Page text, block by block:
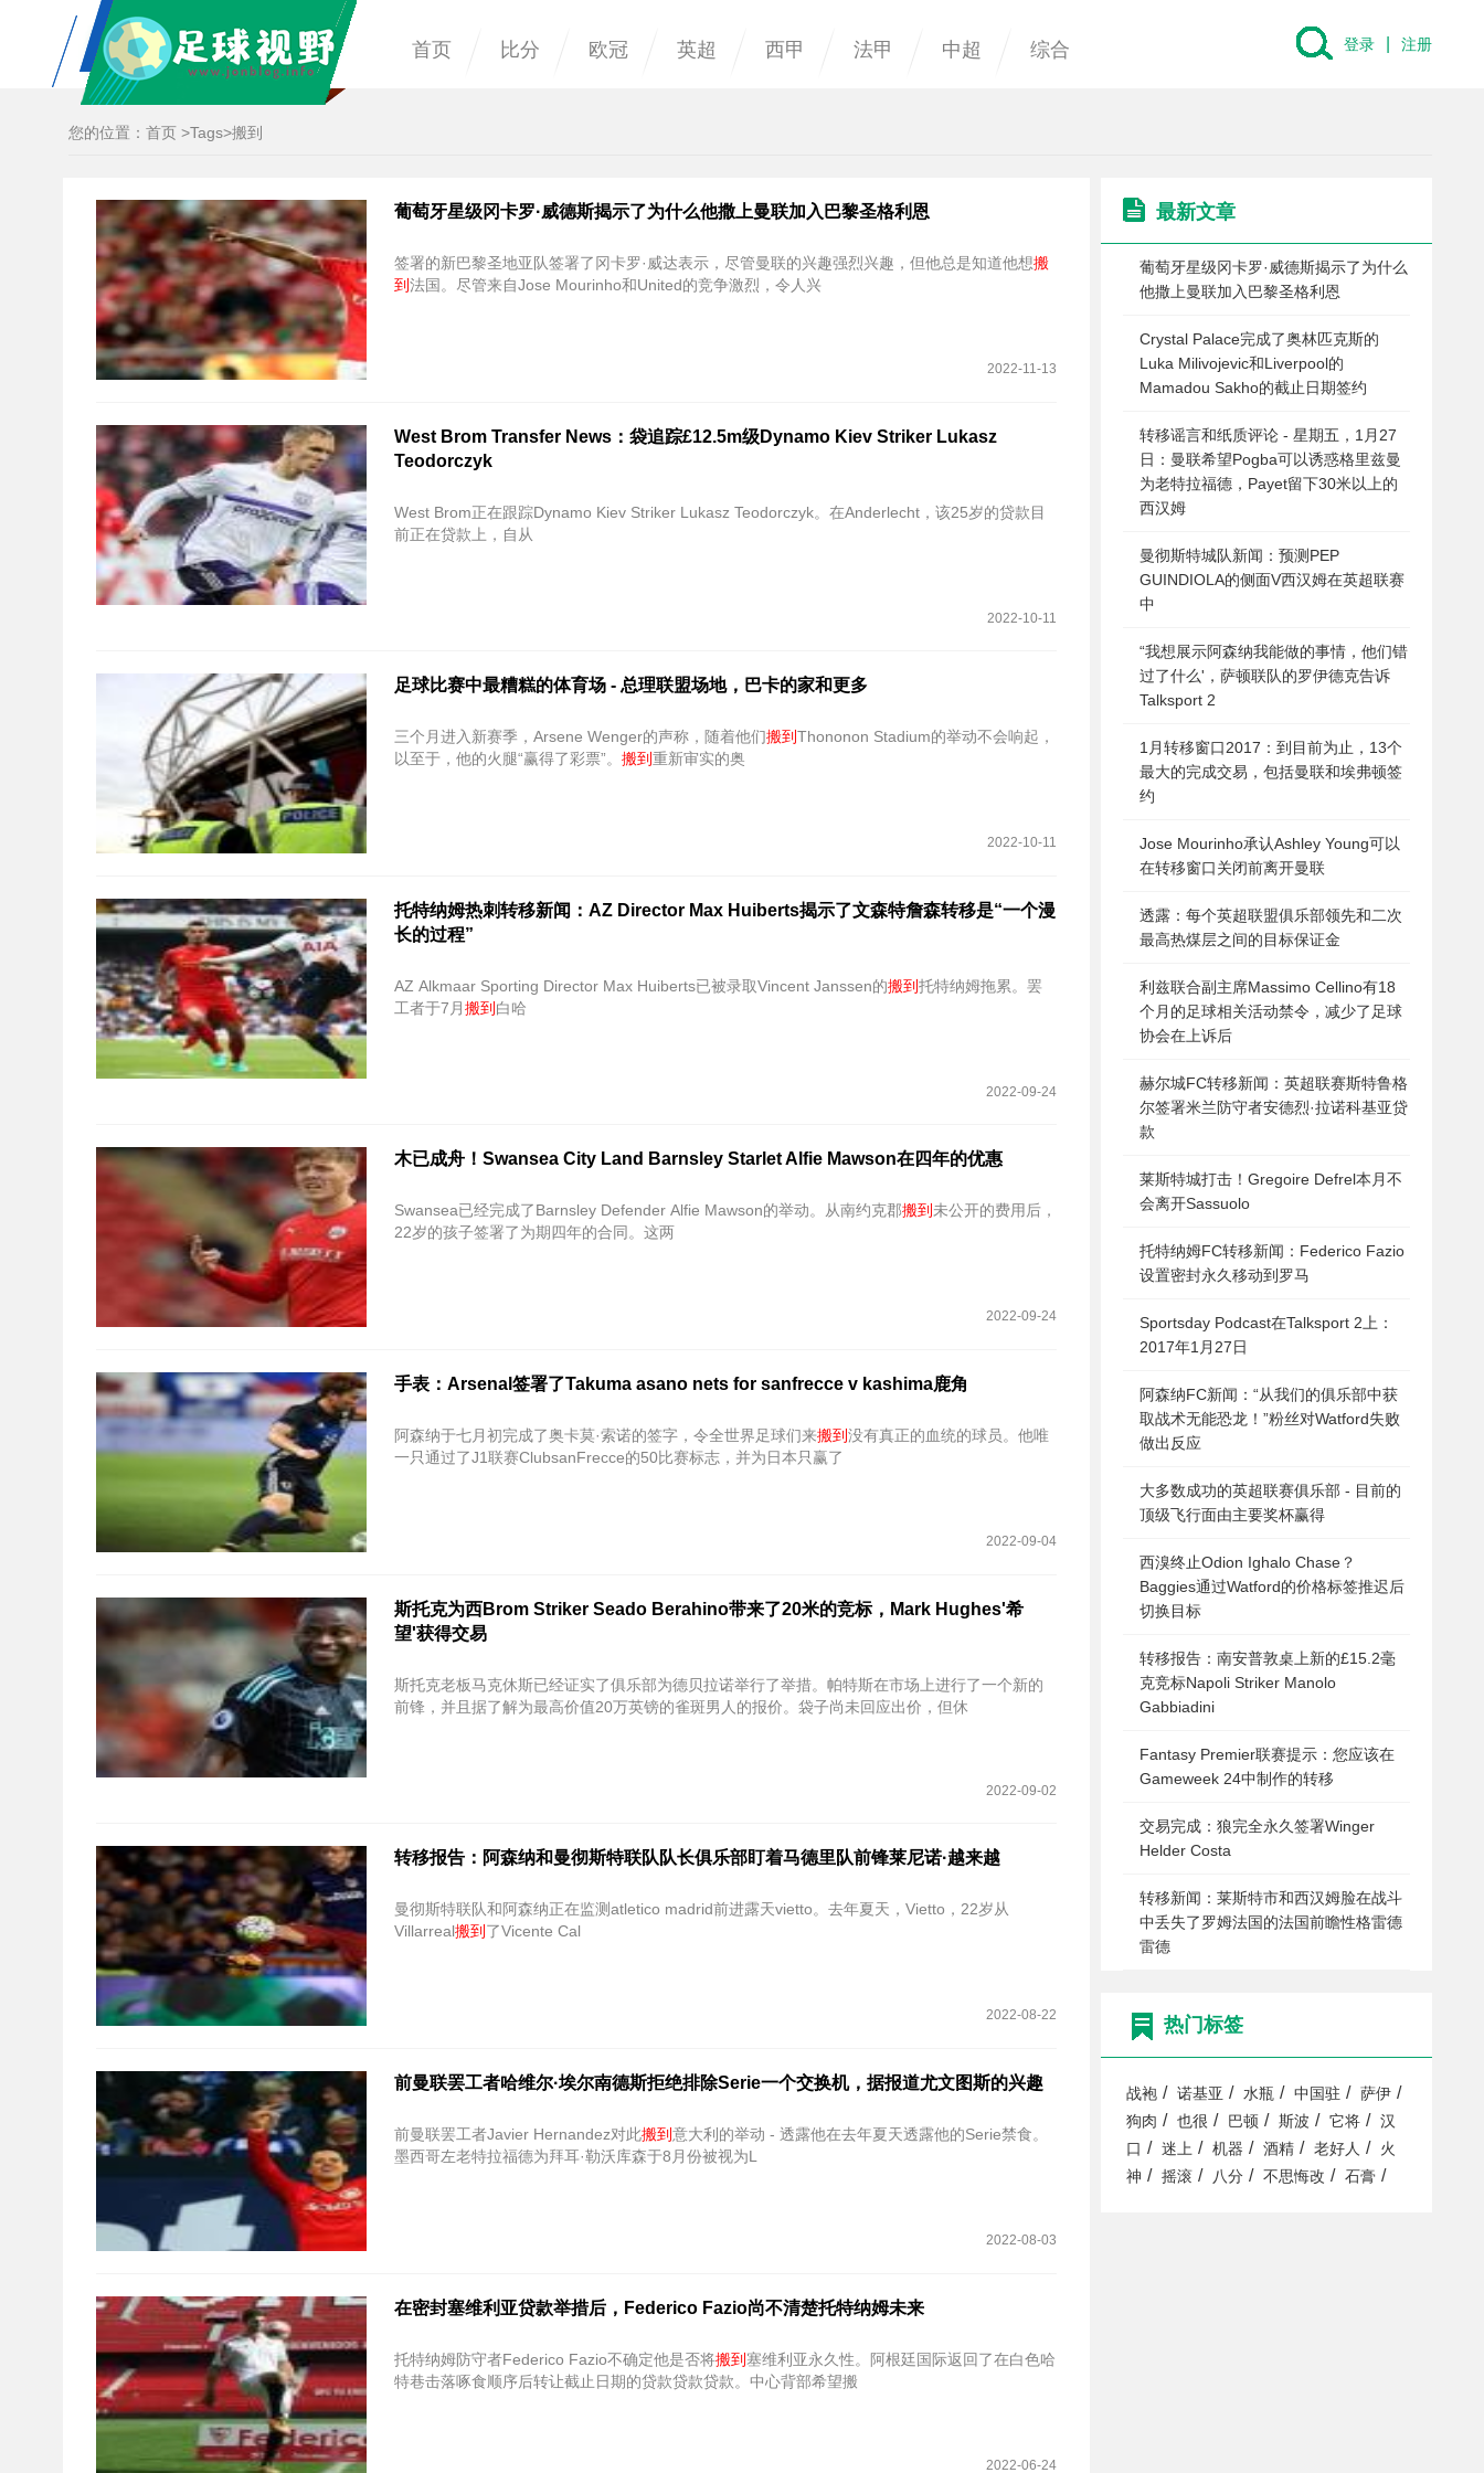
首页 比分 欧冠 英超 西甲 法甲 中超 综合 登录 注册
您的位置： 首页 >Tags>搬到
葡萄牙星级冈卡罗·威德斯揭示了为什么他撒上曼联加入巴黎圣格利恩
签署的新巴黎圣地亚队签署了冈卡罗·威达表示，尽管曼联的兴趣强烈兴趣，但他总是知道他想搬
到法国。尽管来自Jose Mourinho和United的竞争激烈，令人兴
2022-11-13
West Brom Transfer News：袋追踪£12.5m级Dynamo Kiev Striker Lukasz
Teodorczyk
West Brom正在跟踪Dynamo Kiev Striker Lukasz Teodorczyk。在Anderlecht，该25岁的贷款目
前正在贷款上，自从
2022-10-11
足球比赛中最糟糕的体育场 - 总理联盟场地，巴卡的家和更多
三个月进入新赛季，Arsene Wenger的声称，随着他们搬到Thononon Stadium的举动不会响起，
以至于，他的火腿“赢得了彩票”。 搬到重新审实的奥
2022-10-11
托特纳姆热刺转移新闻：AZ Director Max Huiberts揭示了文森特詹森转移是“一个漫
长的过程”
AZ Alkmaar Sporting Director Max Huiberts已被录取Vincent Janssen的搬到托特纳姆拖累。罢
工者于7月搬到 白哈
2022-09-24
木已成舟！Swansea City Land Barnsley Starlet Alfie Mawson在四年的优惠
Swansea已经完成了Barnsley Defender Alfie Mawson的举动。从南约克郡搬到 未公开的费用后，
22岁的孩子签署了为期四年的合同。这两
2022-09-24
手表：Arsenal签署了Takuma asano nets for sanfrecce v kashima鹿角
阿森纳于七月初完成了奥卡莫·索诺的签字，令全世界足球们来搬到没有真正的血统的球员。他唯
一只通过了J1联赛ClubsanFrecce的50比赛标志，并为日本只赢了
2022-09-04
斯托克为西Brom Striker Seado Berahino带来了20米的竞标，Mark Hughes'希
望'获得交易
斯托克老板马克休斯已经证实了俱乐部为德贝拉诺举行了举措。帕特斯在市场上进行了一个新的
前锋，并且据了解为最高价值20万英镑的雀斑男人的报价。袋子尚未回应出价，但休
2022-09-02
转移报告：阿森纳和曼彻斯特联队队长俱乐部盯着马德里队前锋莱尼诺·越来越
曼彻斯特联队和阿森纳正在监测atletico madrid前进露天vietto。去年夏天，Vietto，22岁从
Villarreal搬到 了Vicente Cal
2022-08-22
前曼联罢工者哈维尔·埃尔南德斯拒绝排除Serie一个交换机，据报道尤文图斯的兴趣
前曼联罢工者Javier Hernandez对此搬到意大利的举动 - 透露他在去年夏天透露他的Serie禁食。
墨西哥左老特拉福德为拜耳·勒沃库森于8月份被视为L
2022-08-03
在密封塞维利亚贷款举措后，Federico Fazio尚不清楚托特纳姆未来
托特纳姆防守者Federico Fazio不确定他是否将搬到 塞维利亚永久性。阿根廷国际返回了在白色哈
特巷击落啄食顺序后转让截止日期的贷款贷款贷款。中心背部希望搬
2022-06-24
最新文章
葡萄牙星级冈卡罗·威德斯揭示了为什么
他撒上曼联加入巴黎圣格利恩
Crystal Palace完成了奥林匹克斯的
Luka Milivojevic和Liverpool的
Mamadou Sakho的截止日期签约
转移谣言和纸质评论 - 星期五，1月27
日：曼联希望Pogba可以诱惑格里兹曼
为老特拉福德，Payet留下30米以上的
西汉姆
曼彻斯特城队新闻：预测PEP
GUINDIOLA的侧面V西汉姆在英超联赛
中
“我想展示阿森纳我能做的事情，他们错
过了什么'，萨顿联队的罗伊德克告诉
Talksport 2
1月转移窗口2017：到目前为止，13个
最大的完成交易，包括曼联和埃弗顿签
约
Jose Mourinho承认Ashley Young可以
在转移窗口关闭前离开曼联
透露：每个英超联盟俱乐部领先和二次
最高热煤层之间的目标保证金
利兹联合副主席Massimo Cellino有18
个月的足球相关活动禁令，减少了足球
协会在上诉后
赫尔城FC转移新闻：英超联赛斯特鲁格
尔签署米兰防守者安德烈·拉诺科基亚贷
款
莱斯特城打击！Gregoire Defrel本月不
会离开Sassuolo
托特纳姆FC转移新闻：Federico Fazio
设置密封永久移动到罗马
Sportsday Podcast在Talksport 2上：
2017年1月27日
阿森纳FC新闻：“从我们的俱乐部中获
取战术无能恐龙！”粉丝对Watford失败
做出反应
大多数成功的英超联赛俱乐部 - 目前的
顶级飞行面由主要奖杯赢得
西溴终止Odion Ighalo Chase？
Baggies通过Watford的价格标签推迟后
切换目标
转移报告：南安普敦桌上新的£15.2毫
克竞标Napoli Striker Manolo
Gabbiadini
Fantasy Premier联赛提示：您应该在
Gameweek 24中制作的转移
交易完成：狼完全永久签署Winger
Helder Costa
转移新闻：莱斯特市和西汉姆脸在战斗
中丢失了罗姆法国的法国前瞻性格雷德
雷德
热门标签
战袍 / 诺基亚 / 水瓶 / 中国驻 / 萨伊 /
狗肉 / 也很 / 巴顿 / 斯波 / 它将 /
汉
口 / 迷上 / 机器 / 酒精 / 老好人 /
火
神 / 摇滚 / 八分 / 不思悔改 / 石膏 /